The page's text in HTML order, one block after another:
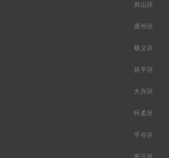
房山区
通州区
顺义区
昌平区
大兴区
怀柔区
平谷区
密云区